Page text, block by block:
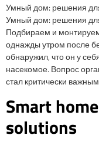
Умный дом: решения
Умный дом: решения
Подбираем и
однажды утром после
обнаружил, что он у
насекомое. Вопрос
стал критически
Smart
solutions